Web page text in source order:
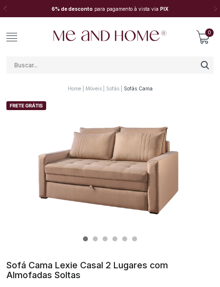
6% de desconto para pagamento à vista viaPIX
0
Home Móveis Sofás Sofás Cama
Sofá Cama Lexie Casal 2 Lugares com
Almofadas Soltas